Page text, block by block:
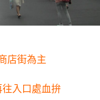
店街為主
入口處血拚